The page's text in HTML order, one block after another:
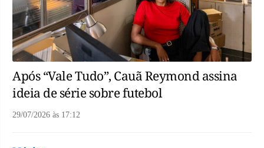
Após “Vale Tudo”, Cauã Reymond assina
ideia de série sobre futebol
29/07/2026 às 17:12